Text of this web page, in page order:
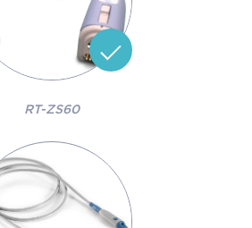
RT-ZS60